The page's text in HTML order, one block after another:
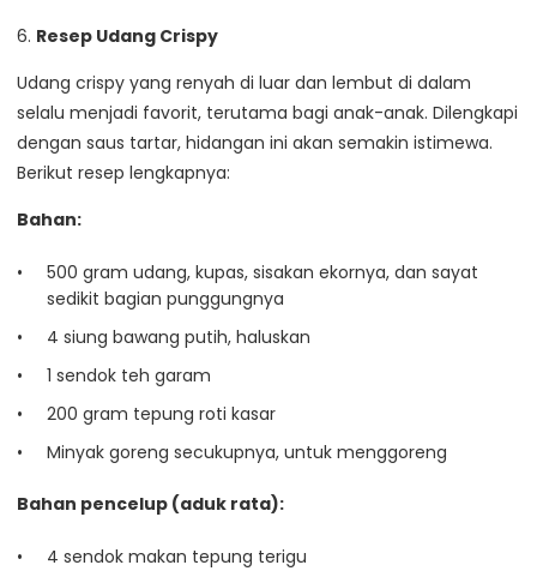
6. Resep Udang Crispy
Udang crispy yang renyah di luar dan lembut di dalam
selalu menjadi favorit, terutama bagi anak-anak. Dilengkapi
dengan saus tartar, hidangan ini akan semakin istimewa.
Berikut resep lengkapnya:
Bahan:
500 gram udang, kupas, sisakan ekornya, dan sayat
sedikit bagian punggungnya
4 siung bawang putih, haluskan
1 sendok teh garam
200 gram tepung roti kasar
Minyak goreng secukupnya, untuk menggoreng
Bahan pencelup (aduk rata):
4 sendok makan tepung terigu